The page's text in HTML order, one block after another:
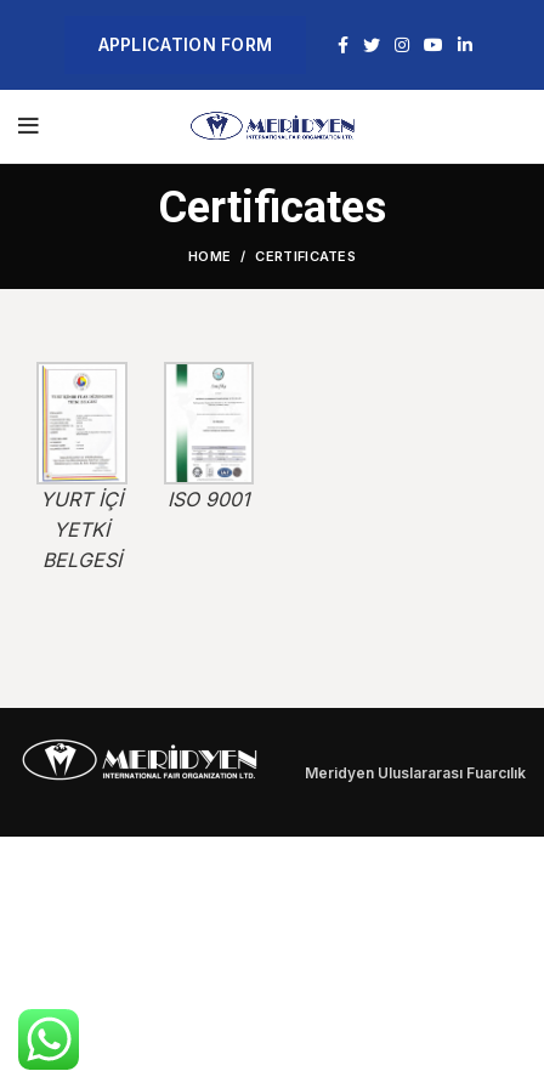
APPLICATION FORM
Certificates
HOME CERTIFICATES
YURT İÇİ
YETKİ
BELGESİ
ISO 9001
Meridyen Uluslararası Fuarcılık